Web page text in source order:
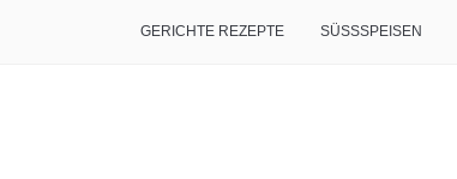
GERICHTE REZEPTE SÜSSSPEISEN